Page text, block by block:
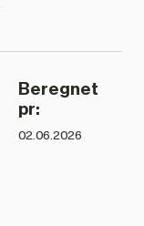
Beregnet
pr:
02.06.2026